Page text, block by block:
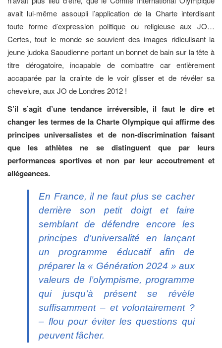
avait lui-même assoupli l’application de la Charte interdisant
toute forme d’expression politique ou religieuse aux JO…
Certes, tout le monde se souvient des images ridiculisant la
jeune judoka Saoudienne portant un bonnet de bain sur la tête à
titre dérogatoire, incapable de combattre car entièrement
accaparée par la crainte de le voir glisser et de révéler sa
chevelure, aux JO de Londres 2012 !
S’il s’agit d’une tendance irréversible, il faut le dire et
changer les termes de la Charte Olympique qui affirme des
principes universalistes et de non-discrimination faisant
que les athlètes ne se distinguent que par leurs
performances sportives et non par leur accoutrement et
allégeances.
En France, il ne faut plus se cacher
derrière son petit doigt et faire
semblant de défendre encore les
principes d’universalité en lançant
un programme éducatif afin de
préparer la « Génération 2024 » aux
valeurs de l’olympisme, programme
qui jusqu’à présent se révèle
suffisamment – et volontairement ?
– flou pour éviter les questions qui
peuvent fâcher.